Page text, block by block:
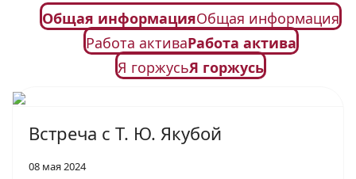
Общая информацияОбщая информация
Работа активаРабота актива
Я горжусьЯ горжусь
Встреча с Т. Ю. Якубой
08 мая 2024